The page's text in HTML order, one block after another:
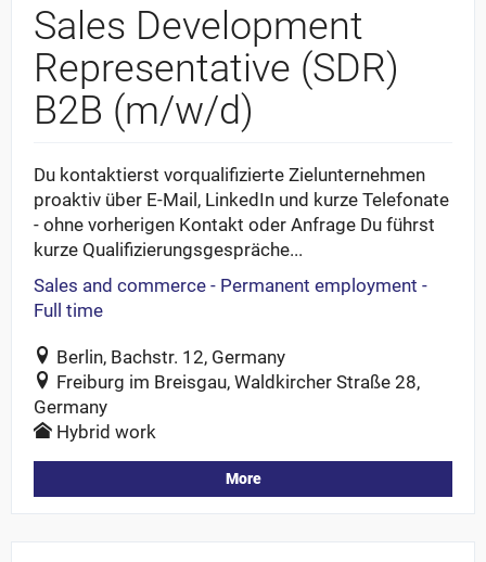
Sales Development
Representative (SDR)
B2B (m/w/d)
Du kontaktierst vorqualifizierte Zielunternehmen
proaktiv über E-Mail, LinkedIn und kurze Telefonate
- ohne vorherigen Kontakt oder Anfrage Du führst
kurze Qualifizierungsgespräche...
Sales and commerce - Permanent employment -
Full time
Berlin, Bachstr. 12, Germany
Freiburg im Breisgau, Waldkircher Straße 28,
Germany
Hybrid work
More